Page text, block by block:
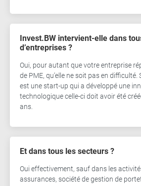
Invest.BW intervient-elle dans
d’entreprises ?
Oui, pour autant que votre entreprise
de PME, qu’elle ne soit pas en
est une start-up qui a développé une
technologique celle-ci doit avoir été
ans.
Et dans tous les secteurs ?
Oui effectivement, sauf dans les
assurances, société de gestion de